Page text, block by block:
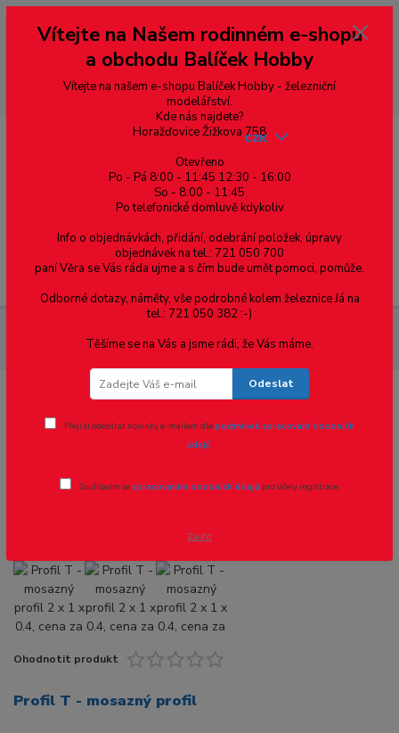
--- pro zákazníky ze Slovenska a jiných zemí, pokud chcete platit v eurech
přepněte si e-shop na euro 💶 pro přepočet měny - pravý horní roh ---
dobírky – pokud si z nějakého důvodu zásilku nevyzvednete, bude po
domluvě zaslána znovu s opětovnou platbou za poštovné, v opačném
případě bude zrušena a účet přidán na blacklist a rušeny následující
objednávky.
Menu
CZK
cena za 0.5m
Ohodnotit produkt
Profil T - mosazný profil
Vítejte na Našem rodinném e-shopu
a obchodu Balíček Hobby
Vítejte na našem e-shopu Balíček Hobby - železniční
modelářství.
Kde nás najdete?
Horažďovice Žižkova 758
Otevřeno
Po - Pá 8:00 - 11:45 12:30 - 16:00
So - 8:00 - 11:45
Po telefonické domluvě kdykoliv
Info o objednávkách, přidání, odebrání položek, úpravy
objednávek na tel.: 721 050 700
paní Věra se Vás ráda ujme a s čím bude umět pomoci, pomůže.
Odborné dotazy, náměty, vše podrobné kolem železnice Já na
tel.: 721 050 382 :-)
Těšíme se na Vás a jsme rádi, že Vás máme.
Odeslat
Přeji si odebírat novinky e-mailem dlepodmínek zpracování osobních
údajů.
Souhlasím se zpracováním osobních údajů pro účely registrace.
Zavřít